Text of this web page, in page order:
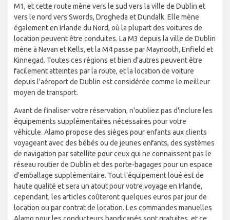
M1, et cette route mène vers le sud vers la ville de Dublin et
vers le nord vers Swords, Drogheda et Dundalk. Elle mène
également en Irlande du Nord, où la plupart des voitures de
location peuvent être conduites. La M3 depuis la ville de Dublin
mène à Navan et Kells, et la M4 passe par Maynooth, Enfield et
Kinnegad. Toutes ces régions et bien d'autres peuvent être
facilement atteintes par la route, et la location de voiture
depuis l'aéroport de Dublin est considérée comme le meilleur
moyen de transport.
Avant de finaliser votre réservation, n'oubliez pas d'inclure les
équipements supplémentaires nécessaires pour votre
véhicule. Alamo propose des sièges pour enfants aux clients
voyageant avec des bébés ou de jeunes enfants, des systèmes
de navigation par satellite pour ceux qui ne connaissent pas le
réseau routier de Dublin et des porte-bagages pour un espace
d'emballage supplémentaire. Tout l'équipement loué est de
haute qualité et sera un atout pour votre voyage en Irlande,
cependant, les articles coûteront quelques euros par jour de
location ou par contrat de location. Les commandes manuelles
Alamo pour les conducteurs handicapés sont gratuites, et ce